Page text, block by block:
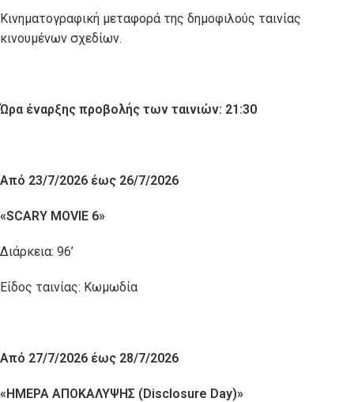
Κινηματογραφική μεταφορά της δημοφιλούς ταινίας
κινουμένων σχεδίων.
Ώρα έναρξης προβολής των ταινιών: 21:30
Από 23/7/2026 έως 26/7/2026
«SCARY MOVIE 6»
Διάρκεια: 96’
Είδος ταινίας: Κωμωδία
Από 27/7/2026 έως 28/7/2026
«ΗΜΕΡΑ ΑΠΟΚΑΛΥΨΗΣ (Disclosure Day)»